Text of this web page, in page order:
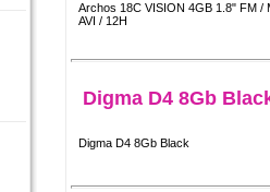
Archos 18C VISION 4GB 1.8" FM /
AVI / 12H
Digma D4 8Gb
Digma D4 8Gb Black